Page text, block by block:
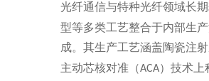
光纤通信与特种光纤领域长
型等多类工艺整合于内部生
成。其生产工艺涵盖陶瓷注
主动芯核对准（ACA）技术上